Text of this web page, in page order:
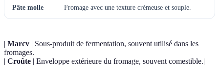
Pâte molle Fromage avec une texture crémeuse et souple.
| Marcv | Sous-produit de fermentation, souvent utilisé dans les
fromages.
| Croûte | Enveloppe extérieure du fromage, souvent comestible.|